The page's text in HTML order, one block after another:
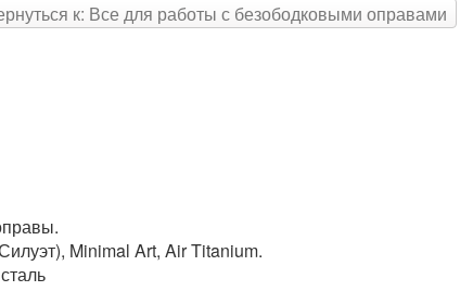
к: Все для работы с безободковыми оправами
Minimal Art, Air Titanium.